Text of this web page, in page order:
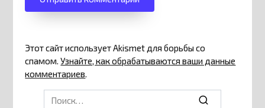
Этот сайт использует Akismet для борьбы со
спамом.Узнайте, как обрабатываются ваши данные
комментариев.
Search